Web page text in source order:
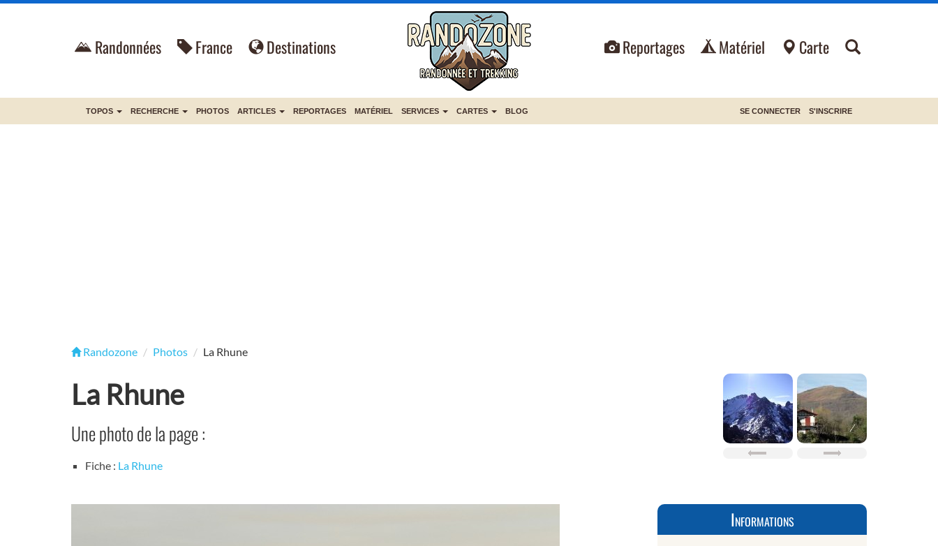
Randonnées France Destinations Reportages Matériel Carte
TOPOS RECHERCHE PHOTOS ARTICLES REPORTAGES MATÉRIEL SERVICES CARTES BLOG SE CONNECTER S'INSCRIRE
Randozone Photos La Rhune
La Rhune
Une photo de la page :
Fiche : La Rhune
Informations